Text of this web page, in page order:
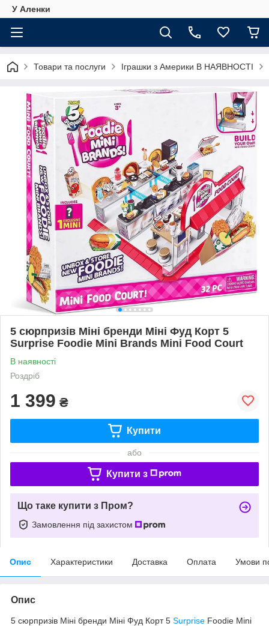
У Аленки
Товари та послуги Іграшки з Америки В НАЯВНОСТІ
5 сюрпризів Міні бренди Міні Фуд Корт 5
Surprise Foodie Mini Brands Mini Food Court
В наявності
Роздріб
1 399 ₴
Купити
або
Купити з
Що таке купити з Пром?
Замовлення під захистом
Опис Характеристики Доставка Оплата Умови
Опис
5 сюрпризів Міні бренди Міні Фуд Корт 5 Surprise Foodie Mini